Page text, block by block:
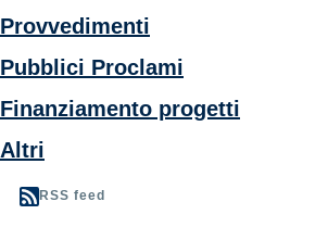
Provvedimenti
Pubblici Proclami
Finanziamento progetti
Altri
RSS feed